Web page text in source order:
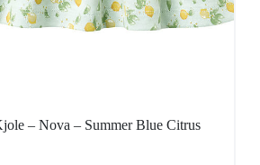
– Nova – Summer Blue Citrus